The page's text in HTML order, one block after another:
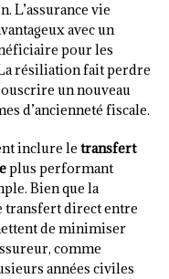
L’assurance vie
avec un
pour les
résiliation fait perdre
un nouveau
d’ancienneté fiscale.
inclure le transfert
plus performant
Bien que la
transfert direct entre
de minimiser
comme
années civiles